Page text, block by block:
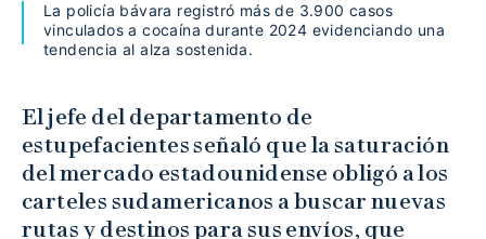
La policía bávara registró más de 3.900 casos
vinculados a cocaína durante 2024 evidenciando una
tendencia al alza sostenida.
El jefe del departamento de
estupefacientes señaló que la saturación
del mercado estadounidense obligó a los
carteles sudamericanos a buscar nuevas
rutas y destinos para sus envíos, que